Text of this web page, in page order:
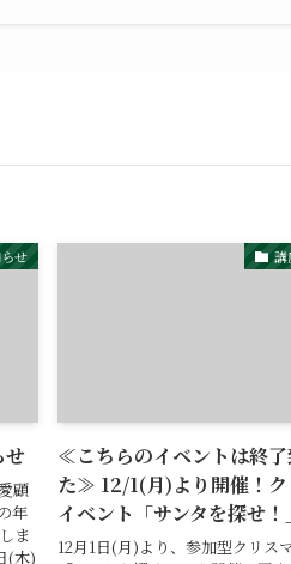
せ
せ
顧
年
ま
(木)
講
≪こちらのイベントは終了
た≫ 12/1(月)より開催！ク
イベント「サンタを探せ！」
12月1日(月)より、参加型クリス